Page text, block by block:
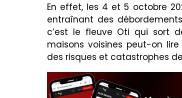
En effet, les 4 et 5 octobre
entraînant des
c’est le fleuve Oti qui sort
maisons voisines peut-on
des risques et catastrophes